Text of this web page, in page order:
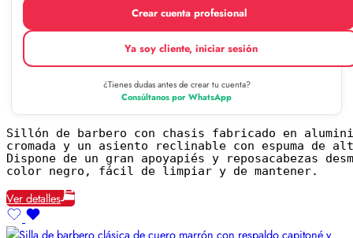
Crear cuenta profesional
Ya soy cliente, iniciar sesión
¿Tienes dudas antes de crear tu cuenta?
Consúltanos por WhatsApp
Sillón de barbero con chasis fabricado en
cromada y un asiento reclinable con espuma de
Dispone de un gran apoyapiés y reposacabezas
color negro, fácil de limpiar y de mantener.
Ver detalles